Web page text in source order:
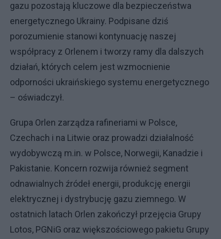
gazu pozostają kluczowe dla bezpieczeństwa
energetycznego Ukrainy. Podpisane dziś
porozumienie stanowi kontynuację naszej
współpracy z Orlenem i tworzy ramy dla dalszych
działań, których celem jest wzmocnienie
odporności ukraińskiego systemu energetycznego
– oświadczył.
Grupa Orlen zarządza rafineriami w Polsce,
Czechach i na Litwie oraz prowadzi działalność
wydobywczą m.in. w Polsce, Norwegii, Kanadzie i
Pakistanie. Koncern rozwija również segment
odnawialnych źródeł energii, produkcję energii
elektrycznej i dystrybucję gazu ziemnego. W
ostatnich latach Orlen zakończył przejęcia Grupy
Lotos, PGNiG oraz większościowego pakietu Grupy